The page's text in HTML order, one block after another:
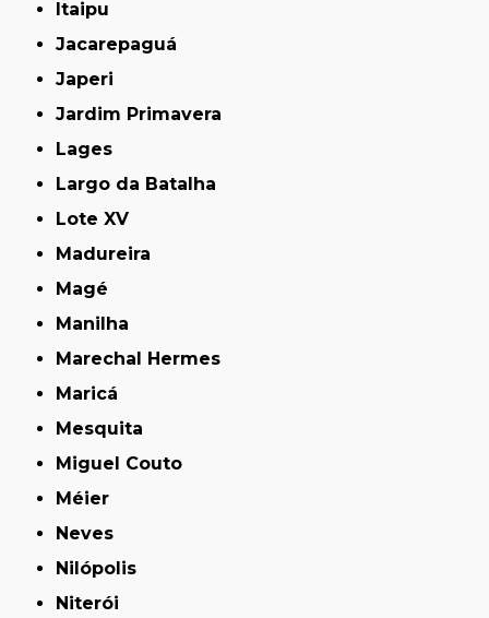
Itaipu
Jacarepaguá
Japeri
Jardim Primavera
Lages
Largo da Batalha
Lote XV
Madureira
Magé
Manilha
Marechal Hermes
Maricá
Mesquita
Miguel Couto
Méier
Neves
Nilópolis
Niterói